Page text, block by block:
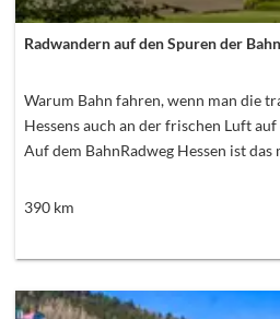
Radwandern auf den Spuren der Bahn
Warum Bahn fahren, wenn man die
Hessens auch an der frischen Luft
Auf dem BahnRadweg Hessen ist das
390km